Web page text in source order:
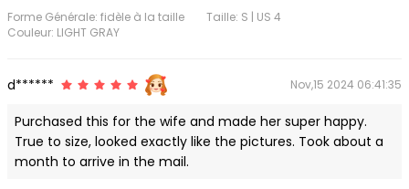
Forme Générale: fidèle à la taille
Taille: S | US 4
Couleur: LIGHT GRAY
d****** Nov,15 2024 06:41:35
Purchased this for the wife and made her super happy.
True to size, looked exactly like the pictures. Took about a
month to arrive in the mail.